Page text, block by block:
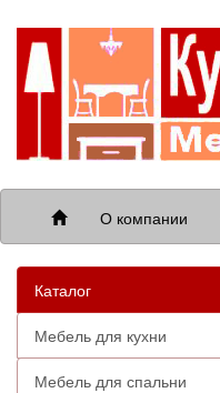
О компании
Каталог
Мебель для кухни
Мебель для спальни